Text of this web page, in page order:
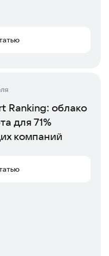
Ranking: облако
для 71%
компаний